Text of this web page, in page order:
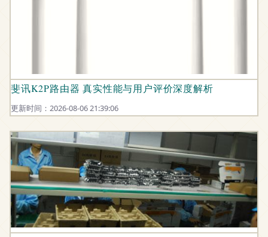
斐讯K2P路由器 真实性能与用户评价深度解析
更新时间：2026-08-06 21:39:06